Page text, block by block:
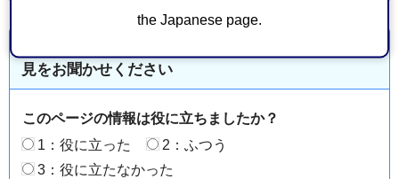
the Japanese page.
見をお聞かせください
このページの情報は役に立ちましたか？
1：役に立った
2：ふつう
3：役に立たなかった